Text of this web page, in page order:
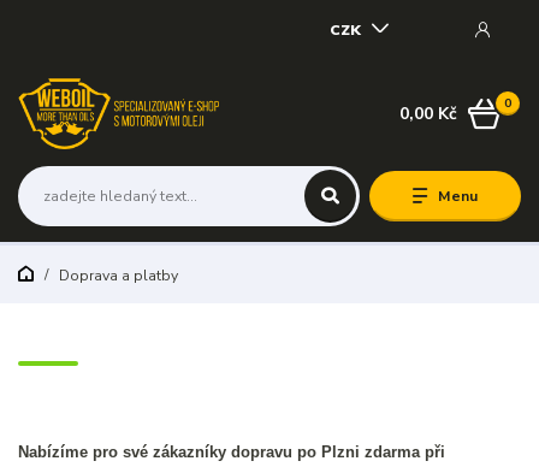
Menu
CZK
0
0,00 Kč
Doprava a platby
Nabízíme pro své zákazníky dopravu po Plzni zdarma při